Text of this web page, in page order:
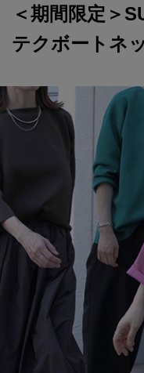
再入荷アイテム
ブランド
最旬！トレンドワード
【予約】新作ウ
【Tシャツ】デイ
【日傘】完全遮光
【サンダル】ビ
アイテム一覧
SALE
CATEGORY
ご注文履歴
会員情報
アカウント連携
マイページ
SUPPORT
ご利用ガイド
＜期間限定＞
テクボートネ